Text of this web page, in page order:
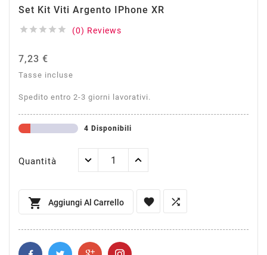
Set Kit Viti Argento IPhone XR
     (0) Reviews
7,23 €
Tasse incluse
Spedito entro 2-3 giorni lavorativi.
4 Disponibili
Quantità
 Aggiungi Al Carrello  